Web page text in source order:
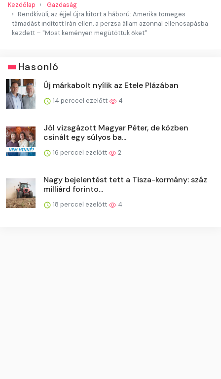
Kezdőlap
Gazdaság
Rendkívüli, az éjjel újra kitört a háború: Amerika tömeges
támadást indított Irán ellen, a perzsa állam azonnal ellencsapásba
kezdett – "Most keményen megütöttük őket"
Hasonló
Új márkabolt nyílik az Etele Plázában
14 perccel ezelőtt 4
Jól vizsgázott Magyar Péter, de közben
csinált egy súlyos ba...
16 perccel ezelőtt 2
Nagy bejelentést tett a Tisza-kormány: száz
milliárd forinto...
18 perccel ezelőtt 4